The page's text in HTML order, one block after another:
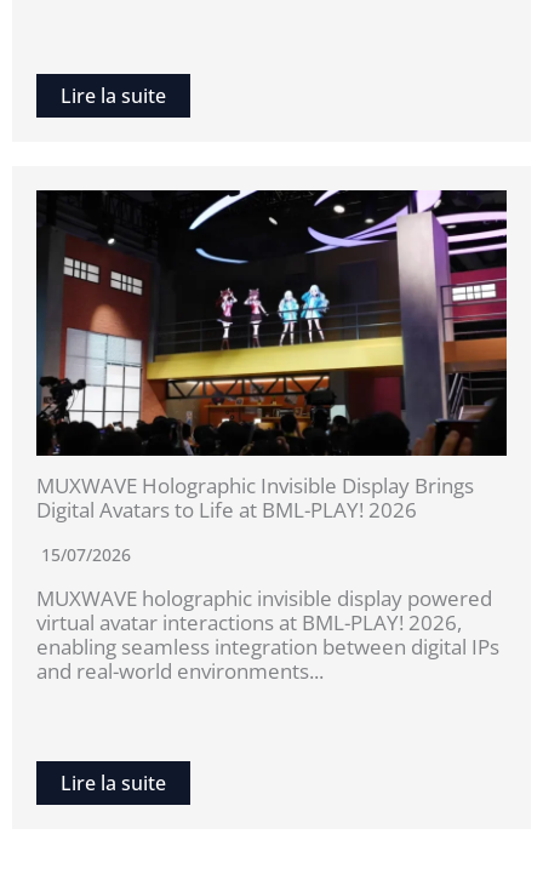
Lire la suite
MUXWAVE Holographic Invisible Display Brings
Digital Avatars to Life at BML-PLAY! 2026
15/07/2026
MUXWAVE holographic invisible display powered
virtual avatar interactions at BML-PLAY! 2026,
enabling seamless integration between digital IPs
and real-world environments...
Lire la suite